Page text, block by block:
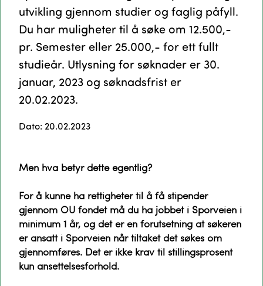
utvikling gjennom studier og faglig påfyll.
Du har muligheter til å søke om 12.500,-
pr. Semester eller 25.000,- for ett fullt
studieår. Utlysning for søknader er 30.
januar, 2023 og søknadsfrist er
20.02.2023.
Dato: 20.02.2023
Men hva betyr dette egentlig?
For å kunne ha rettigheter til å få stipender
gjennom OU fondet må du ha jobbet i Sporveien i
minimum 1 år, og det er en forutsetning at søkeren
er ansatt i Sporveien når tiltaket det søkes om
gjennomføres. Det er ikke krav til stillingsprosent
kun ansettelsesforhold.